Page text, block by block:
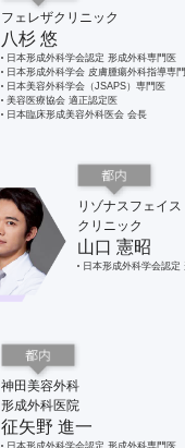
フェレザクリニック
八杉 悠
日本形成外科学会認定 形成外科専門医
日本形成外科学会 皮膚腫瘍外科指導専
日本美容外科学会（JSAPS）専門医
美容医療協会 適正認定医
日本臨床形成美容外科医会 会長
リゾナスフェイス
クリニック
山口 憲昭
日本形成外科学会認定
神田美容外科
形成外科医院
征矢野 進一
日本形成外科学会認定 形成外科専門医